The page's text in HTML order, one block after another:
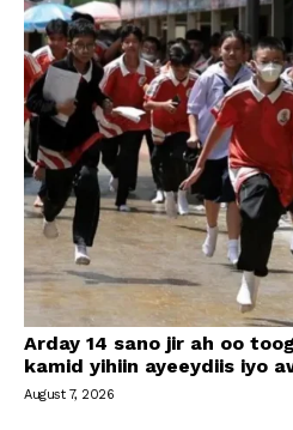
Arday 14 sano jir ah oo
kamid yihiin ayeeydiis iyo
August 7, 2026